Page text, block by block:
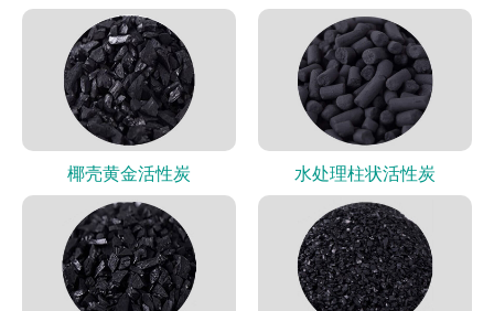
椰壳黄金活性炭 水处理柱状活性炭